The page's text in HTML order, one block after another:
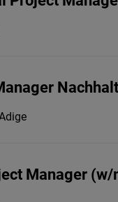
Manager (w/